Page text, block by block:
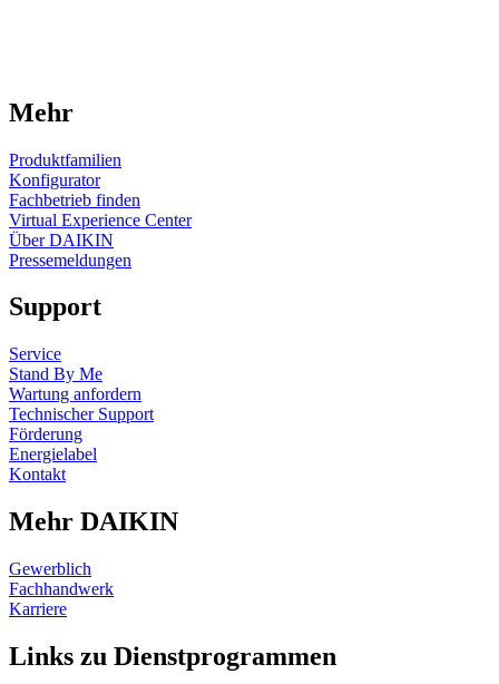
Mehr
Produktfamilien
Konfigurator
Fachbetrieb finden
Virtual Experience Center
Über DAIKIN
Pressemeldungen
Support
Service
Stand By Me
Wartung anfordern
Technischer Support
Förderung
Energielabel
Kontakt
Mehr DAIKIN
Gewerblich
Fachhandwerk
Karriere
Links zu Dienstprogrammen